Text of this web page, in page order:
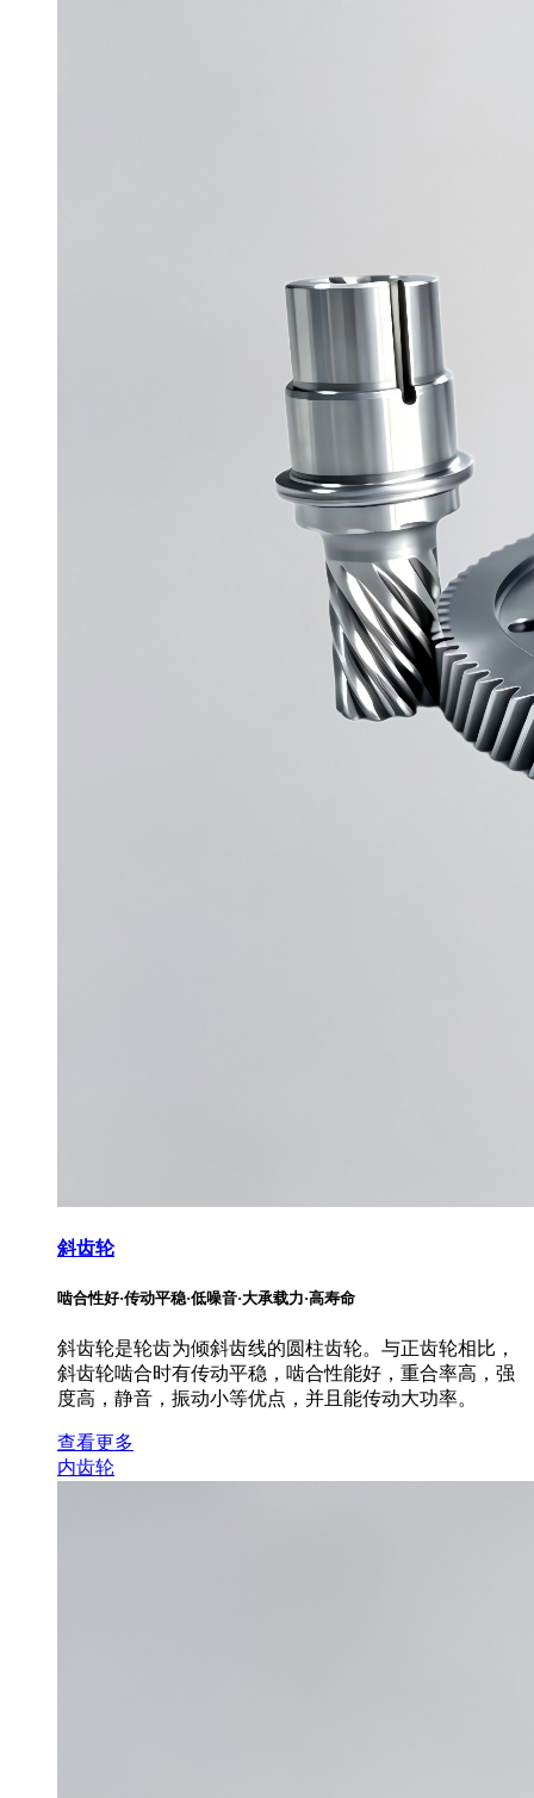
斜齿轮
啮合性好·传动平稳·低噪音·大承载力·高寿命
斜齿轮是轮齿为倾斜齿线的圆柱齿轮。与正齿轮相比，
斜齿轮啮合时有传动平稳，啮合性能好，重合率高，强
度高，静音，振动小等优点，并且能传动大功率。
查看更多
内齿轮